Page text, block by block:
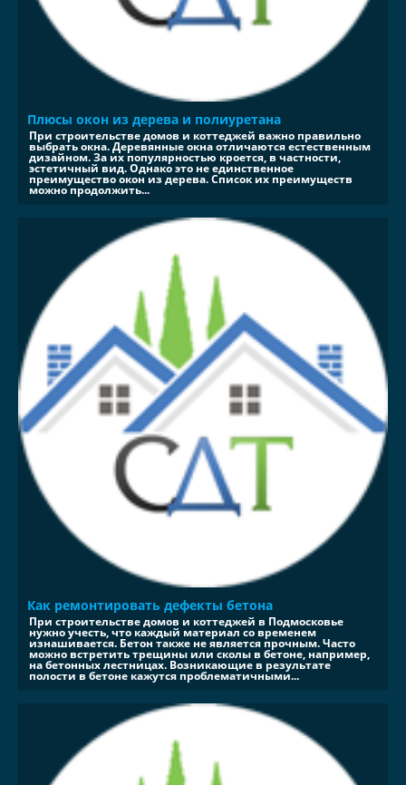
Плюсы окон из дерева и полиуретана
При строительстве домов и коттеджей важно правильно
выбрать окна. Деревянные окна отличаются естественным
дизайном. За их популярностью кроется, в частности,
эстетичный вид. Однако это не единственное
преимущество окон из дерева. Список их преимуществ
можно продолжить...
Как ремонтировать дефекты бетона
При строительстве домов и коттеджей в Подмосковье
нужно учесть, что каждый материал со временем
изнашивается. Бетон также не является прочным. Часто
можно встретить трещины или сколы в бетоне, например,
на бетонных лестницах. Возникающие в результате
полости в бетоне кажутся проблематичными...